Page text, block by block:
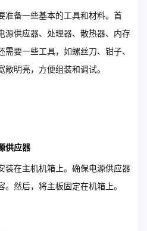
准备一些基本的工具和材料。首
源供应器、处理器、散热器、内存
要一些工具，如螺丝刀、钳子、
明亮，方便组装和调试。
供应器
装在主机机箱上。确保电源供应器
然后，将主板固定在机箱上。